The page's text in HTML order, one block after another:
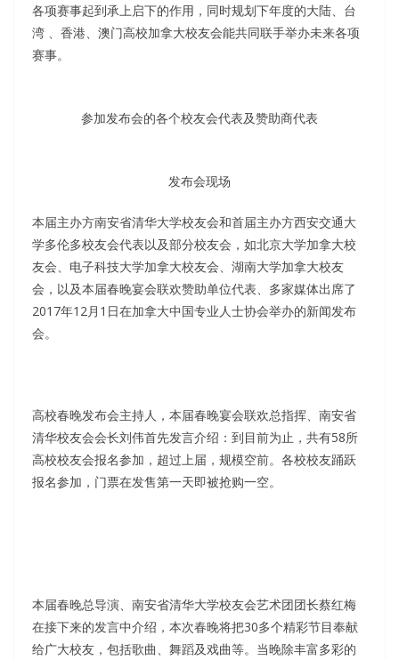
各项赛事起到承上启下的作用，同时规划下年度的大陆、台
湾 、香港、澳门高校加拿大校友会能共同联手举办未来各项
赛事。
参加发布会的各个校友会代表及赞助商代表
发布会现场
本届主办方南安省清华大学校友会和首届主办方西安交通大
学多伦多校友会代表以及部分校友会，如北京大学加拿大校
友会、电子科技大学加拿大校友会、湖南大学加拿大校友
会，以及本届春晚宴会联欢赞助单位代表、多家媒体出席了
2017年12月1日在加拿大中国专业人士协会举办的新闻发布
会。
高校春晚发布会主持人，本届春晚宴会联欢总指挥、南安省
清华校友会会长刘伟首先发言介绍：到目前为止，共有58所
高校校友会报名参加，超过上届，规模空前。各校校友踊跃
报名参加，门票在发售第一天即被抢购一空。
本届春晚总导演、南安省清华大学校友会艺术团团长蔡红梅
在接下来的发言中介绍，本次春晚将把30多个精彩节目奉献
给广大校友，包括歌曲、舞蹈及戏曲等。当晚除丰富多彩的